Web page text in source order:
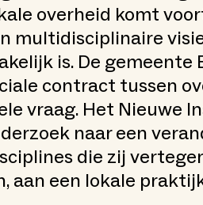
overheid komt
multidisciplinaire
is. De
contract tussen
vraag. Het Nieuwe
naar een
die zij
aan een lokale